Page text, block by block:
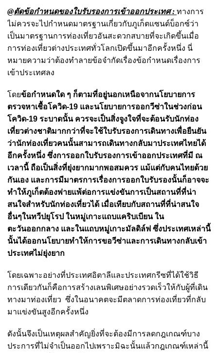
@ตัดข้อกำหนดของใบรับรองการเข้าออกประเทศ : ทางการ
ไม่ควรจะไปกำหนดมาตรฐานเกี่ยวกับภูเก็ตแซนด์บ็อกซ์ว่า
เป็นมาตรฐานการท่องเที่ยวอันสะดวกสบายที่จะเกิดขึ้นเมื่อ
การท่องเที่ยวต่างประเทศทั่วโลกเปิดขึ้นมาอีกครั้งหนึ่ง นี่
หมายความว่าต้องทำลายข้อจำกัดเรื่องข้อกำหนดเรื่องการ
เข้าประเทศลง
โดยข้อกำหนดใด ๆ ก็ตามที่อยู่นอกเหนือจากนโยบายการ
ตรวจหาเชื้อโควิด-19 และนโยบายการออกวีซ่าในช่วงก่อน
โควิด-19 ระบาดนั้น ควรจะเป็นสิ่งจูงใจที่จะต้อนรับนักท่อง
เที่ยวต่างชาติมากกว่าที่จะใช้ใบรับรองการเดินทางเพื่อยืนยัน
ว่านักท่องเที่ยวคนนั้นสามารถเดินทางกลับมาประเทศไทยได้
อีกครั้งหนึ่ง ซึ่งการออกใบรับรองการเข้าออกประเทศที่มี ณ
เวลานี้ ถือเป็นสิ่งที่ยุ่งยากมากพอสมควร แม้แต่กับคนไทยด้วย
กันเอง และการมีมาตรการเรื่องการออกใบรับรองนั้นก็อาจจะ
ทำให้ภูเก็ตต้องพ่ายแพ้ต่อการแข่งขันการเป็นสถานที่ที่น่า
สนใจสำหรับนักท่องเที่ยวได้ เมื่อเทียบกับสถานที่ที่น่าสนใจ
อื่นๆในทวีปยุโรป ในหมู่เกาะแถบแคริบเบียน ใน
ตะวันออกกลาง และในแถบหมู่เกาะมัลดิล์ฟ ซึ่งประเทศเหล่านี้
นั้นได้ออกนโยบายทำให้การขอวีซ่าและการเดินทางกลับเข้า
ประเทศไม่ยุ่งยาก
โดยเฉพาะอย่างที่ประเทศอิตาลีและประเทศกรีซที่ได้ใช้วิธี
การเดียวกันก็คือการสร้างเลนพิเศษอย่างรวดเร็วให้กับผู้ที่เดิน
ทางมาท่องเที่ยว ซึ่งในอนาคตจะมีตลาดการท่องเที่ยวที่กลับ
มาแข่งขันสูงอีกครั้งหนึ่ง
ดังนั้นจึงเป็นเหตุผลสำคัญยิ่งที่จะต้องมีการลดกฎเกณฑ์บาง
ประการที่ไม่จำเป็นออกไปเพราะมิฉะนั้นแล้วกฎเกณฑ์เหล่านี้